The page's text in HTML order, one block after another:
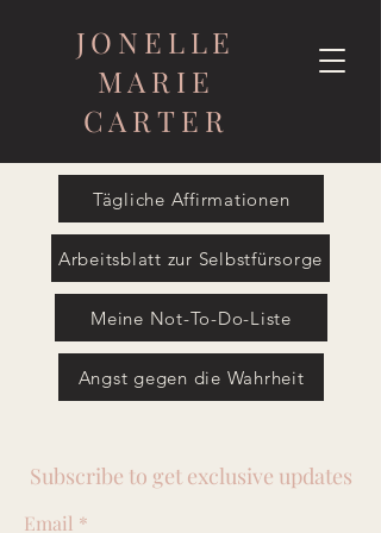
JONELLE
MARIE
CARTER
Tägliche Affirmationen
Arbeitsblatt zur Selbstfürsorge
Meine Not-To-Do-Liste
Angst gegen die Wahrheit
Subscribe to get exclusive updates
Email *